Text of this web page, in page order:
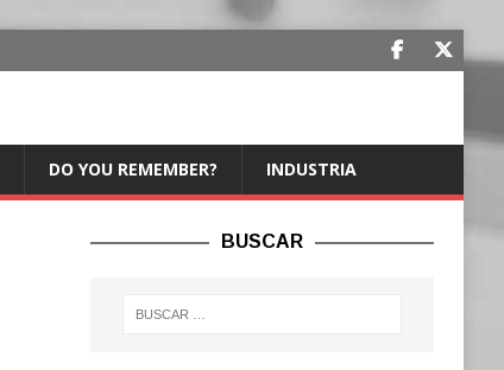
DO YOU REMEMBER? INDUSTRIA
BUSCAR